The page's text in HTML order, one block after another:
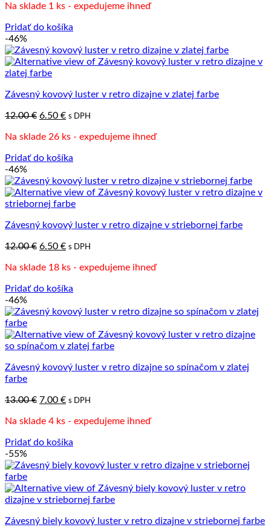
bola:
je:
Na sklade 1 ks - expedujeme ihneď
Pridať do košíka
-46%
Závesný kovový luster v retro dizajne v zlatej farbe
12.00€ Pôvodná
bola:
6.50 €Aktuálna
je:
s DPH
Na sklade 26 ks - expedujeme ihneď
Pridať do košíka
-46%
Závesný kovový luster v retro dizajne v striebornej farbe
12.00€ Pôvodná
bola:
6.50 €Aktuálna
je:
s DPH
Na sklade 18 ks - expedujeme ihneď
Pridať do košíka
-46%
Závesný kovový luster v retro dizajne so spínačom v zlatej
farbe
13.00€ Pôvodná
bola:
7.00 €Aktuálna
je:
s DPH
Na sklade 4 ks - expedujeme ihneď
Pridať do košíka
-55%
Závesný biely kovový luster v retro dizajne v striebornej farbe